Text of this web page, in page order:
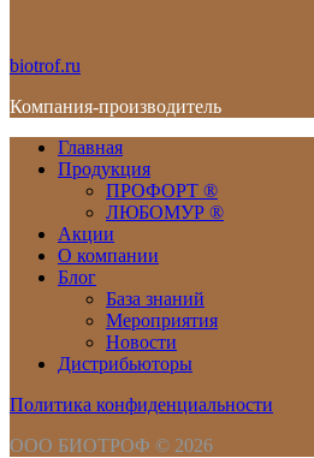
biotrof.ru
Компания-производитель
Главная
Продукция
ПРОФОРТ ®
ЛЮБОМУР ®
Акции
О компании
Блог
База знаний
Мероприятия
Новости
Дистрибьюторы
Политика конфиденциальности
ООО БИОТРОФ © 2026